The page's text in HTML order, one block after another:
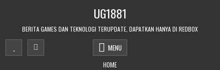
UG1881
BERITA GAMES DAN TEKNOLOGI TERUPDATE, DAPATKAN HANYA DI REDBOX
MENU
HOME